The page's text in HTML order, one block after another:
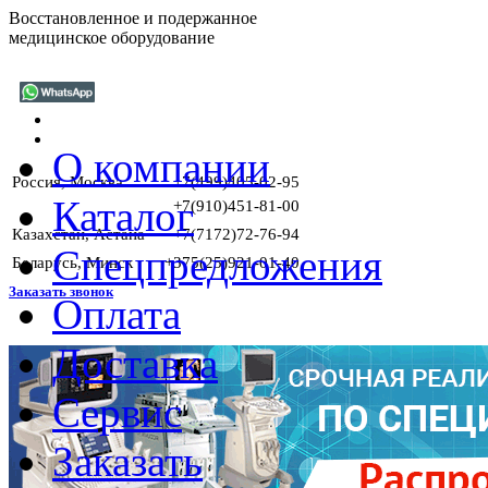
Восстановленное и подержанное
медицинское оборудование
Россия, Москва
+7(499)405-02-95
+7(910)451-81-00
Казахстан, Астана
+7(7172)72-76-94
Беларусь, Минск
+375(25)921-01-40
Заказать звонок
О компании
Каталог
Спецпредложения
Оплата
Доставка
Сервис
Заказать